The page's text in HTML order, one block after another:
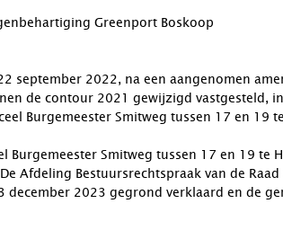
Greenport Boskoop
september 2022, na een aangenomen
de contour 2021 gewijzigd vastgesteld,
Burgemeester Smitweg tussen 17 en 19
Burgemeester Smitweg tussen 17 en 19 te
Afdeling Bestuursrechtspraak van de Raad
december 2023 gegrond verklaard en de